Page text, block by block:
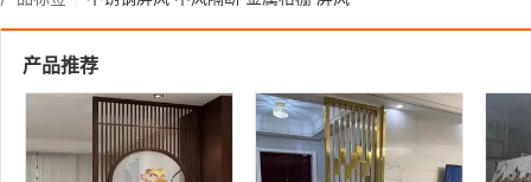
产品推荐